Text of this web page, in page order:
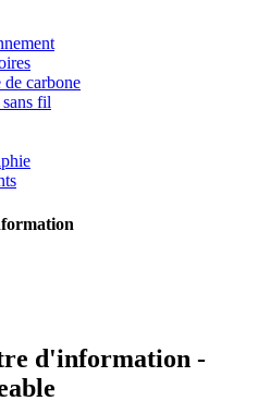
carbone
fil
d'information -